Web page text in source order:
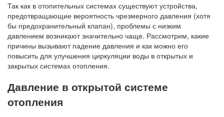
Так как в отопительных системах существуют устройства,
предотвращающие вероятность чрезмерного давления (хотя
бы предохранительный клапан), проблемы с низким
давлением возникают значительно чаще. Рассмотрим, какие
причины вызывают падение давления и как можно его
повысить для улучшения циркуляции воды в открытых и
закрытых системах отопления.
Давление в открытой системе
отопления